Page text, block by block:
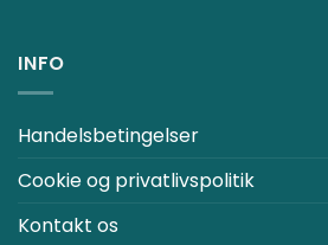
INFO
Handelsbetingelser
Cookie og privatlivspolitik
Kontakt os